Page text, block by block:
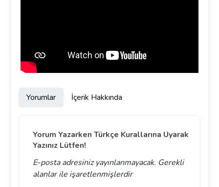
Yorumlar İçerik Hakkında
Yorum Yazarken Türkçe Kurallarına Uyarak
Yazınız Lütfen!
E-posta adresiniz yayınlanmayacak. Gerekli
alanlarile işaretlenmişlerdir